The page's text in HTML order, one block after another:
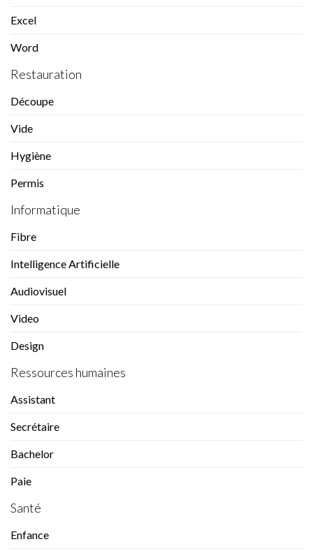
Excel
Word
Restauration
Découpe
Vide
Hygiène
Permis
Informatique
Fibre
Intelligence Artificielle
Audiovisuel
Video
Design
Ressources humaines
Assistant
Secrétaire
Bachelor
Paie
Santé
Enfance